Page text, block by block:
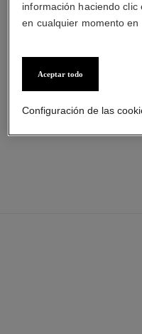
Ver información
información haciendo
en cualquier momento en
Aceptar todo
Configuración de las